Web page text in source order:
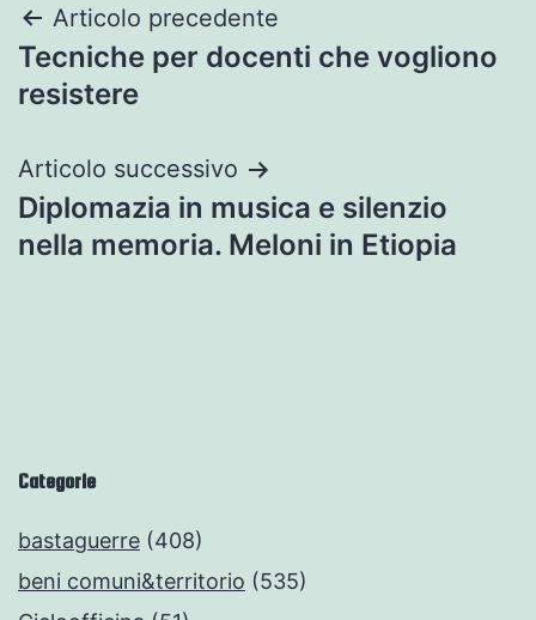
Navigazione
articoli
Articolo precedente
Tecniche per docenti che vogliono
resistere
Articolo successivo
Diplomazia in musica e silenzio
nella memoria. Meloni in Etiopia
Categorie
bastaguerre (408)
beni comuni&territorio (535)